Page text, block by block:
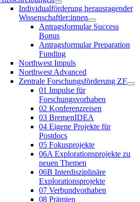
Individualförderung herausragender
Wissenschaftler:innen
Antragsformular Success
Bonus
Antragsformular Preparation
Funding
Northwest Impuls
Northwest Advanced
Zentrale Forschungsförderung ZF
01 Impulse für
Forschungsvorhaben
02 Konferenzreisen
03 BremenIDEA
04 Eigene Projekte für
Postdocs
05 Fokusprojekte
06A Explorationsprojekte zu
neuen Themen
06B Interdisziplinäre
Explorationsprojekte
07 Verbundvorhaben
08 Prämien